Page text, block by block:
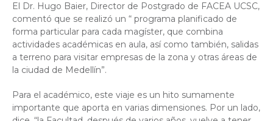
El Dr. Hugo Baier, Director de Postgrado de FACEA UCSC,
comentó que se realizó un “ programa planificado de
forma particular para cada magíster, que combina
actividades académicas en aula, así como también, salidas
a terreno para visitar empresas de la zona y otras áreas de
la ciudad de Medellín”.
Para el académico, este viaje es un hito sumamente
importante que aporta en varias dimensiones. Por un lado,